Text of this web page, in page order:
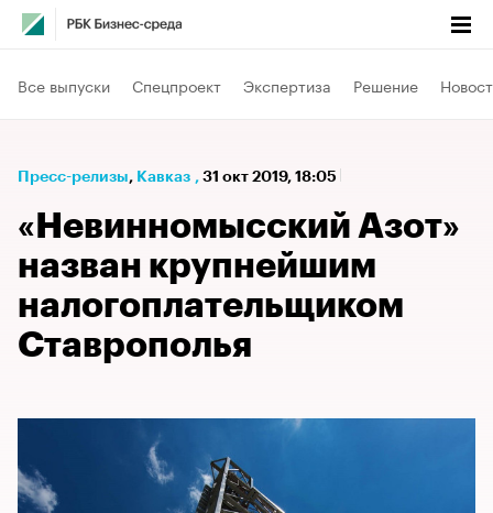
Все выпуски Спецпроект Экспертиза Решение
Пресс-релизы⁠, Кавказ , 31 окт 2019, 18:05
«Невинномысский Азот»
назван крупнейшим
налогоплательщиком
Ставрополья